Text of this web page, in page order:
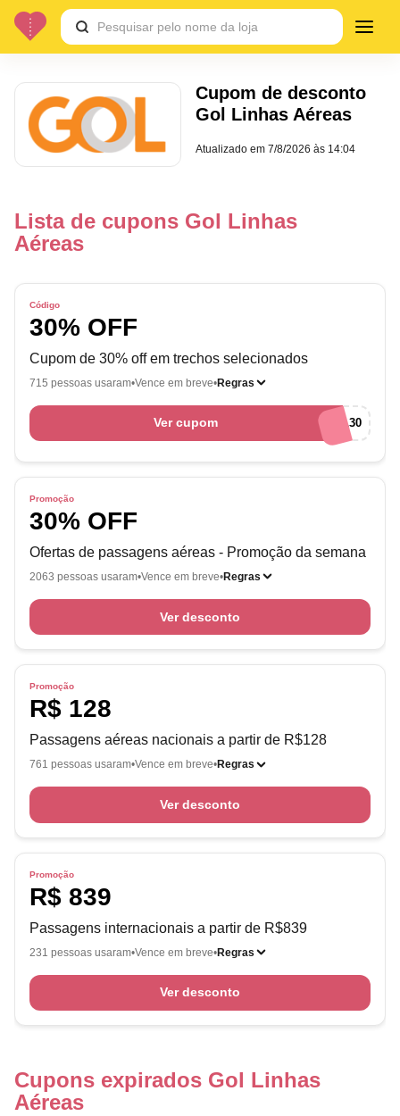
Cupom de desconto
Gol Linhas Aéreas
Atualizado em7/8/2026 às 14:04
Lista de cupons Gol Linhas
Aéreas
Código
30% OFF
Cupom de 30% off em trechos selecionados
715 pessoas usaram Vence em breve Regras
Ver cupom FERIASGOL30
Promoção
30% OFF
Ofertas de passagens aéreas - Promoção da semana
2063 pessoas usaram Vence em breve Regras
Ver desconto
Promoção
R$ 128
Passagens aéreas nacionais a partir de R$128
761 pessoas usaram Vence em breve Regras
Ver desconto
Promoção
R$ 839
Passagens internacionais a partir de R$839
231 pessoas usaram Vence em breve Regras
Ver desconto
Cupons expirados Gol Linhas
Aéreas